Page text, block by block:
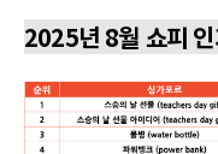
2025년 8월 쇼피